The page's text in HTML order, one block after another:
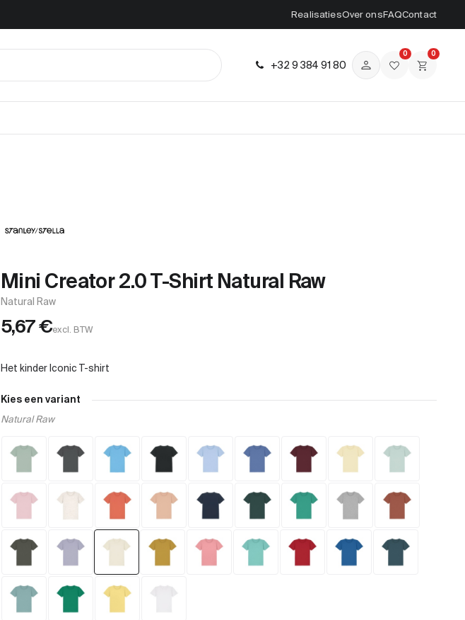
RealisatiesOver onsFAQContact
0
0
+32 9 384 91 80
Mini Creator 2.0 T-Shirt Natural Raw
Natural Raw
5,67€excl. BTW
Kies een variant
Natural Raw